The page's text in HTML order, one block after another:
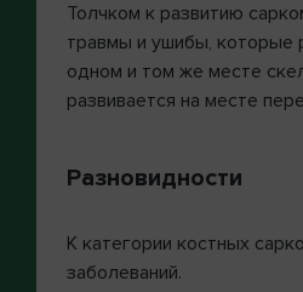
Толчком к развитию
травмы и ушибы, которые
одном и том же месте
развивается на месте
Разновидности
К категории костных
заболеваний.